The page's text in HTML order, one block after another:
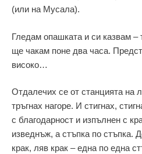
(или на Мусала).
Гледам опашката и си казвам –
ще чакам поне два часа.
високо…
Отдалечих се от станцията на
тръгнах нагоре. И стигнах,
с благодарност и изпълнен с
изведнъж, а стъпка по стъпка.
крак, ляв крак – една по една